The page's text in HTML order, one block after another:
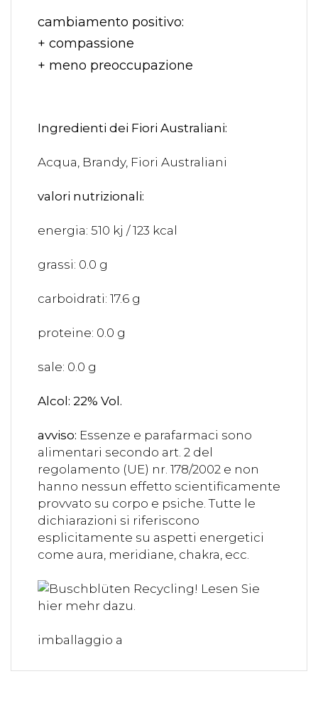
cambiamento positivo:
+ compassione
+ meno preoccupazione
Ingredienti dei Fiori Australiani:
Acqua, Brandy, Fiori Australiani
valori nutrizionali:
energia: 510 kj / 123 kcal
grassi: 0.0 g
carboidrati: 17.6 g
proteine: 0.0 g
sale: 0.0 g
Alcol: 22% Vol.
avviso: Essenze e parafarmaci sono
alimentari secondo art. 2 del
regolamento (UE) nr. 178/2002 e non
hanno nessun effetto scientificamente
provvato su corpo e psiche. Tutte le
dichiarazioni si riferiscono
esplicitamente su aspetti energetici
come aura, meridiane, chakra, ecc.
imballaggio a